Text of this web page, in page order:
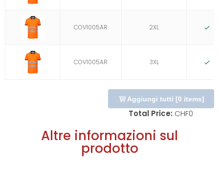
COV1005AR 2XL
COV1005AR 3XL
Aggiungi tutti [0 items]
Total Price: CHF0
Altre informazioni sul
prodotto